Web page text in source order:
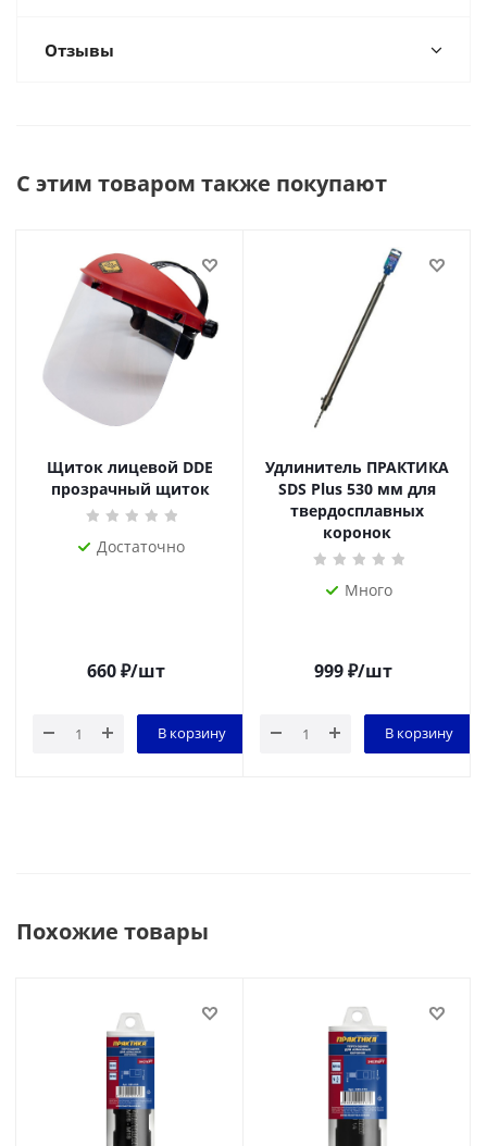
Отзывы
С этим товаром также покупают
Щиток лицевой DDE
прозрачный щиток
Достаточно
660₽/шт
В корзину
Удлинитель ПРАКТИКА
SDS Plus 530 мм для
твердосплавных
коронок
Много
999₽/шт
В корзину
Похожие товары